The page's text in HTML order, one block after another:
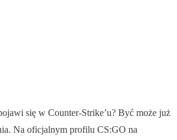
się w Counter-Strike’u? Być może już
Na oficjalnym profilu CS:GO na